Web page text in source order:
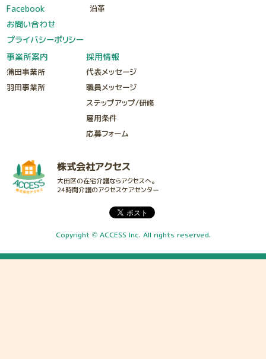
Facebook
お問い合わせ
プライバシーポリシー
沿革
事業所案内
蒲田事業所
羽田事業所
採用情報
代表メッセージ
職員メッセージ
ステップアップ/研修
雇用条件
応募フォーム
株式会社アクセス
大田区の在宅介護ならアクセスへ。
24時間介護のアクセスケアセンター
Copyright © ACCESS Inc. All rights reserved.